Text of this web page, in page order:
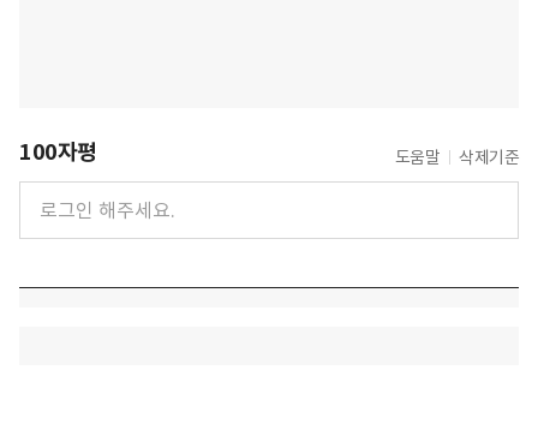
100자평 도움말 삭제기준